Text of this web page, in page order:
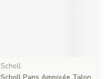
Scholl